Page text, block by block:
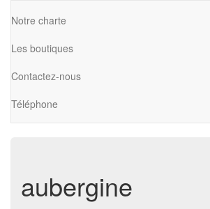
Notre charte
Les boutiques
Contactez-nous
Téléphone
aubergine